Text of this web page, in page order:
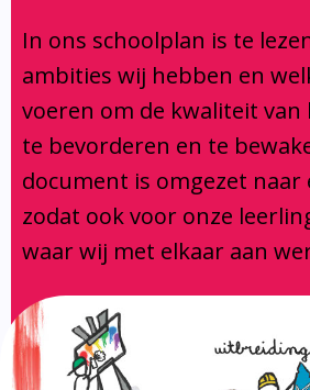
In ons schoolplan is te
ambities wij hebben en
voeren om de kwaliteit
te bevorderen en te
document is omgezet naar
zodat ook voor onze
waar wij met elkaar aan